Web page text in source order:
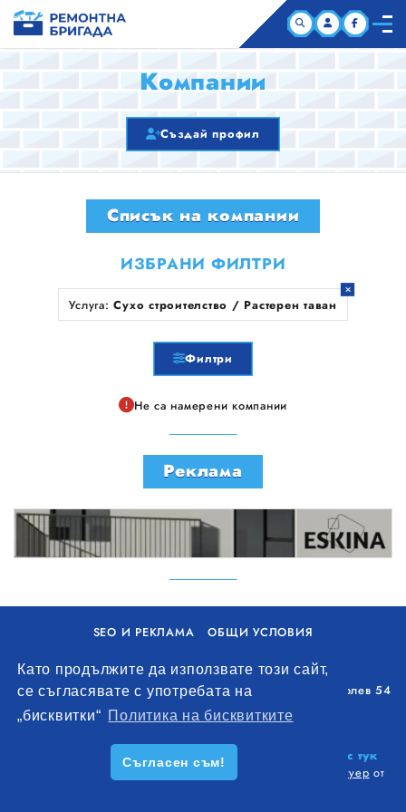
Като продължите да използвате този сайт,
се съгласявате с употребата на
„бисквитки“ Политика на бисквитките
Съгласен съм!
КОМПАНИИ
ЗА НАС
Компании
Създай профил
Списък на компании
ИЗБРАНИ ФИЛТРИ
Услуга:Сухо строителство / Растерен таван
Филтри
Не са намерени компании
Реклама
SEO И РЕКЛАМА
ОБЩИ УСЛОВИЯ
Уолоу Интернешънъл ЕООД, гр. Варна, бул. Генерал Колев 54
+359 893 621 112
office@remontna-brigada.com
Създай профил на своя строителен бизнес тук
. Всички права запазени. Изработка на софтуер от